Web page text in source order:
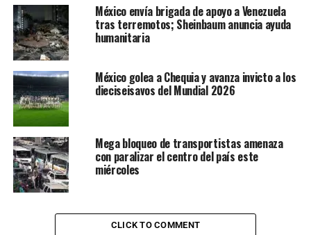
México envía brigada de apoyo a Venezuela
tras terremotos; Sheinbaum anuncia ayuda
humanitaria
México golea a Chequia y avanza invicto a los
dieciseisavos del Mundial 2026
Mega bloqueo de transportistas amenaza
con paralizar el centro del país este
miércoles
CLICK TO COMMENT